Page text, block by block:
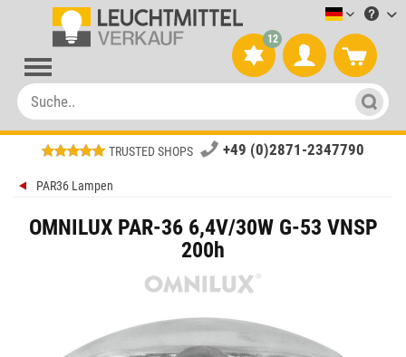
12
TRUSTED SHOPS +49 (0)2871-2347790
PAR36 Lampen
OMNILUX PAR-36 6,4V/30W G-53 VNSP
200h